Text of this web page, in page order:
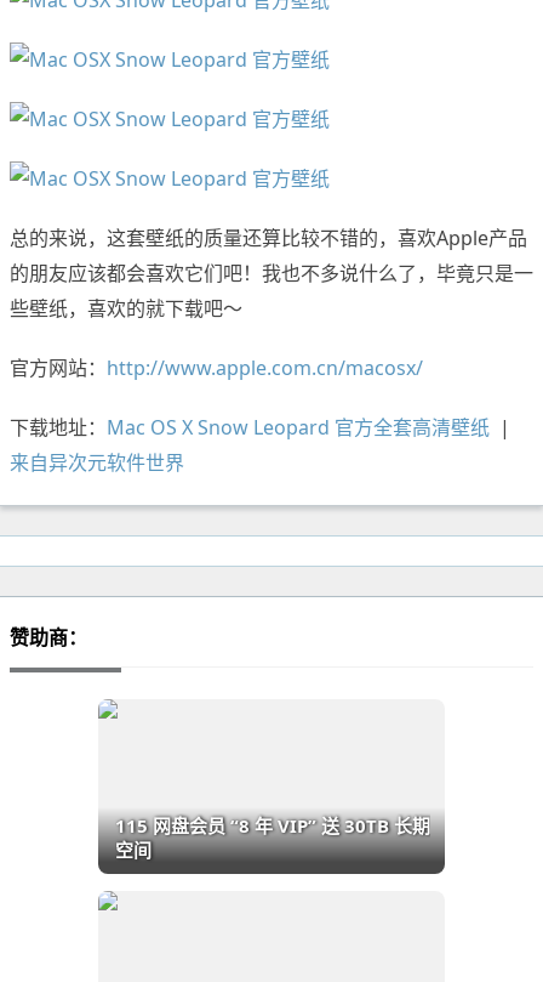
总的来说，这套壁纸的质量还算比较不错的，喜欢Apple产品
的朋友应该都会喜欢它们吧！我也不多说什么了，毕竟只是一
些壁纸，喜欢的就下载吧～
官方网站： http://www.apple.com.cn/macosx/
下载地址： Mac OS X Snow Leopard 官方全套高清壁纸 |
来自异次元软件世界
赞助商：
115 网盘会员 “8 年 VIP” 送 30TB 长期
空间